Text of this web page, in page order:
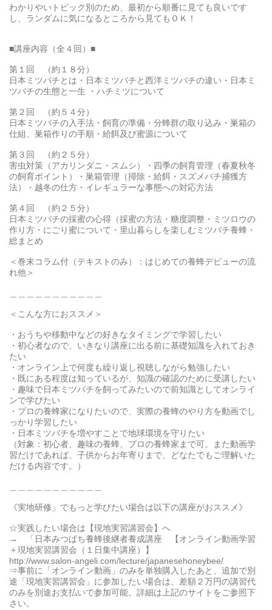
わかりやいトピック別のため、最初から順番に見ても良いです
し、ランダムに気になるところから見てもＯＫ！
■講座内容（全４回）■
第１回 （約１８分）
日本ミツバチとは・日本ミツバチと西洋ミツバチの違い・日本ミ
ツバチの生態と一生 ・ハチミツについて
第２回 （約５４分）
日本ミツバチの入手法・飼育の準備・分蜂群の取り込み・巣箱の
仕組、巣箱作りの手順・給餌及び蜜源について
第３回 （約２５分）
害虫対策（アカリンダニ・スムシ）・四季の飼育管理（春夏秋冬
の飼育ポイント）・巣箱管理（掃除・給餌・スズメバチ捕獲方
法）・越冬の仕方・イレギュラーな事態への対応方法
第４回 （約２５分）
日本ミツバチの採蜜の心得（採蜜の方法・糖度調整・ミツロウの
作り方・にごり蜜について・里山暮らしを楽しむミツバチ養蜂・
総まとめ
＜巻末コラム付（テキストのみ）：はじめての養蜂デビューの流
れ他＞
＜こんな方におススメ＞
・おうちや移動中などの好きなタイミングで学習したい
・初心者なので、いきなり講座に出る前に基礎知識を入れておき
たい
・オンライン上で何度も繰り返し視聴しながら勉強したい
・既にある程度は知っているが、知識の確認のために受講したい
・趣味で日本ミツバチを飼ってみたいので前知識としてオンライ
ンで学びたい
・プロの養蜂家になりたいので、実際の養蜂のやり方を動画でし
っかり学習したい
・日本ミツバチを増やすことで地球環境を守りたい
（対象：初心者、趣味の養蜂、プロの養蜂家まで可。また動画学
習だけであれば、子供からお年寄りまで、どなたでもご理解いた
だける内容です。）
《実地研修」でもっと学びたい場合は以下の講座がおススメ》
☆実践したい場合は【現地実習講習会】へ
→ 「日本みつばち養蜂後継者養成講座 【オンライン動画学習
＋現地実習講習会（１日集中講座）】
http://www.salon-angeli.com/lecture/japanesehoneybee/
⇒事前に「オンライン動画」のみを単独購入したあと、追加で別
途「現地実習講習会」に参加したい場合は、差額２万円の講習代
のみを別途お支払いで参加可能。詳細は上記のサイトをご参照下
さい。